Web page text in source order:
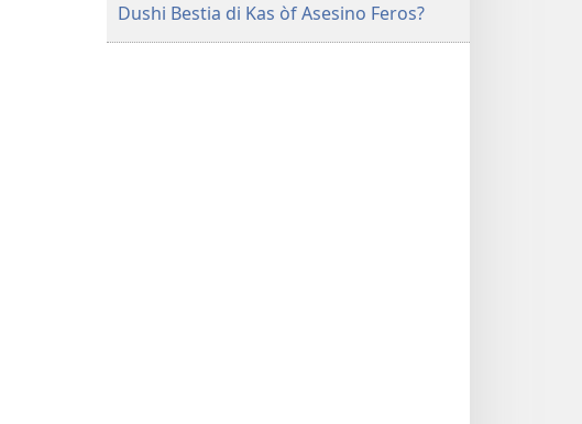
Dushi Bestia di Kas òf Asesino Feros?